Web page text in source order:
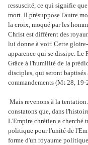
ressuscité, ce qui signifie
mort. Il présuppose l'autre
la croix, moqué par les
Christ est différent des
lui donne à voir. Cette
apparence qui se dissipe. Le
Grâce à l'humilité de la
disciples, qui seront
commandements (Mt 28, 19-
Mais revenons à la
constatons que, dans
L'Empire chrétien a cherché
politique pour l'unité de
forme d'un royaume